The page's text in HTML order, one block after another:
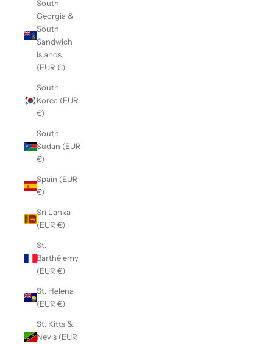
South
Georgia &
South
Sandwich
Islands
(EUR €)
South
Korea (EUR
€)
South
Sudan (EUR
€)
Spain (EUR
€)
Sri Lanka
(EUR €)
St.
Barthélemy
(EUR €)
St. Helena
(EUR €)
St. Kitts &
Nevis (EUR